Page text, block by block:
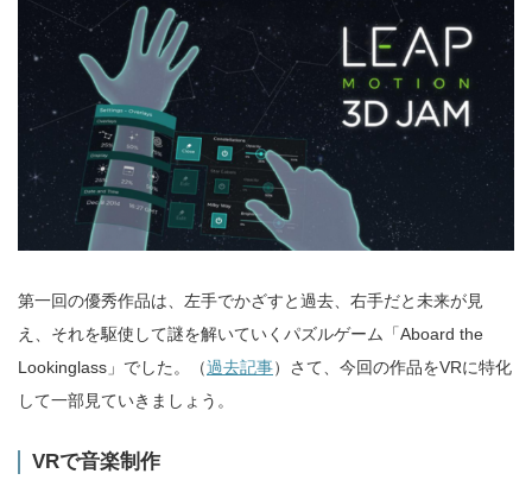
第一回の優秀作品は、左手でかざすと過去、右手だと未来が見
え、それを駆使して謎を解いていくパズルゲーム「Aboard the
Lookinglass」でした。（過去記事）さて、今回の作品をVRに特化
して一部見ていきましょう。
VRで音楽制作